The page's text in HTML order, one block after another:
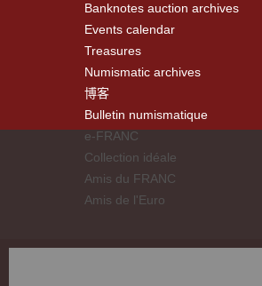
Banknotes auction archives
Events calendar
Treasures
Numismatic archives
博客
Bulletin numismatique
e-FRANC
Collection idéale
Amis du FRANC
Amis de l'Euro